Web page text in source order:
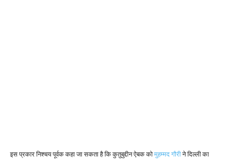
इस प्रकार निश्चय पूर्वक कहा जा सकता है कि कुतुबुद्दीन ऐबक को मुहम्मद गौरीने दिल्ली का